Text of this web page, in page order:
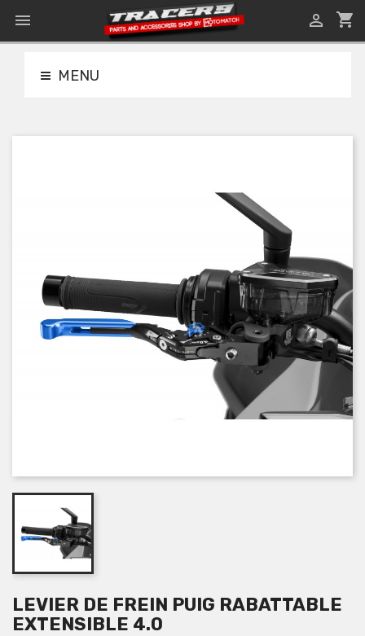
 shopping_cart

MENU
LEVIER DE FREIN PUIG RABATTABLE
EXTENSIBLE 4.0